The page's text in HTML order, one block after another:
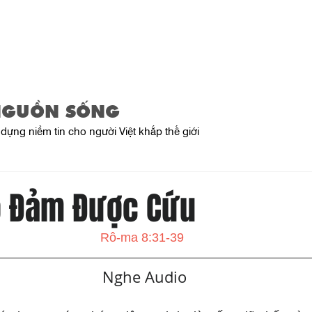
SỐNG
niềm tin cho người Việt khắp thế giới
Đảm Được Cứu
Rô-ma 8:31-39
   Nghe Audio